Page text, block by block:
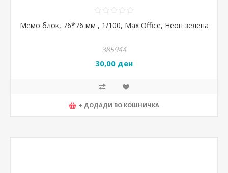
Мемо блок, 76*76 мм , 1/100, Max Office, Неон зелена
385944
30,00 ден
+ ДОДАДИ ВО КОШНИЧКА